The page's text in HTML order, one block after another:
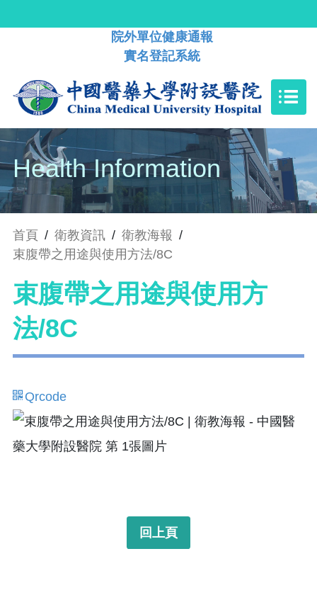
院外單位健康通報
實名登記系統
Health Information
首頁 / 衛教資訊 / 衛教海報 /
束腹帶之用途與使用方法/8C
束腹帶之用途與使用方
法/8C
Qrcode
回上頁